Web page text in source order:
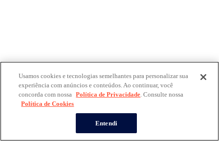
Usamos cookies e tecnologias semelhantes para personalizar sua
experiência com anúncios e conteúdos. Ao continuar, você
concorda com nossa Política de Privacidade. Consulte nossa
Política de Cookies
Entendi